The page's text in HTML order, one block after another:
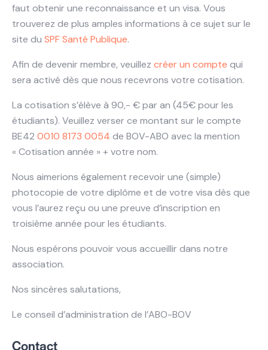
faut obtenir une reconnaissance et un visa. Vous
trouverez de plus amples informations à ce sujet sur le
site du SPF Santé Publique.
Afin de devenir membre, veuillez créer un compte qui
sera activé dès que nous recevrons votre cotisation.
La cotisation s’élève à 90,- € par an (45€ pour les
étudiants). Veuillez verser ce montant sur le compte
BE42 0010 8173 0054 de BOV-ABO avec la mention
« Cotisation année » + votre nom.
Nous aimerions également recevoir une (simple)
photocopie de votre diplôme et de votre visa dès que
vous l’aurez reçu ou une preuve d’inscription en
troisième année pour les étudiants.
Nous espérons pouvoir vous accueillir dans notre
association.
Nos sincères salutations,
Le conseil d’administration de l’ABO-BOV
Contact